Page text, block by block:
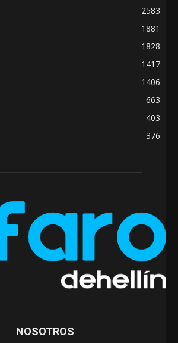
2583
1881
1828
1417
1406
663
403
376
NOSOTROS